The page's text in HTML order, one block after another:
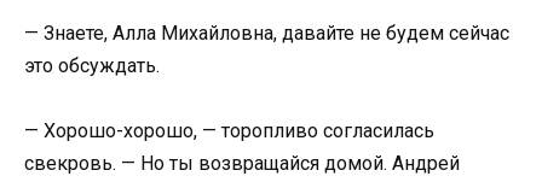
— Знаете, Алла Михайловна, давайте не будем сейчас
это обсуждать.
— Хорошо-хорошо, — торопливо согласилась
свекровь. — Но ты возвращайся домой. Андрей